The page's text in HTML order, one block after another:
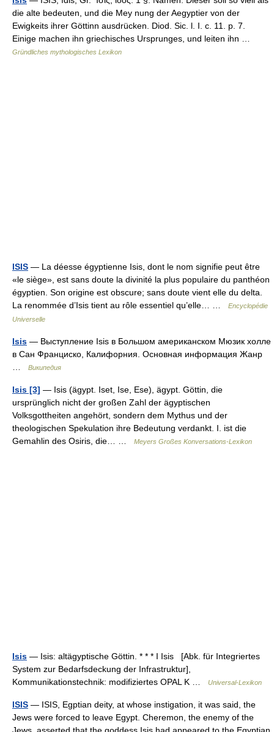
die alte bedeuten, und die Mey nung der Aegyptier von der
Ewigkeits ihrer Göttinn ausdrücken. Diod. Sic. l. I. c. 11. p. 7.
Einige machen ihn griechisches Ursprunges, und leiten ihn …
Gründliches mythologisches Lexikon
ISIS — La déesse égyptienne Isis, dont le nom signifie peut être
«le siège», est sans doute la divinité la plus populaire du panthéon
égyptien. Son origine est obscure; sans doute vient elle du delta.
La renommée d’Isis tient au rôle essentiel qu’elle… …
Encyclopédie
Universelle
Isis — Выступление Isis в Большом американском Мюзик холле
в Сан Франциско, Калифорния. Основная информация Жанр
Википедия
Isis [3] — Isis (ägypt. Iset, Ise, Ese), ägypt. Göttin, die
ursprünglich nicht der großen Zahl der ägyptischen
Volksgottheiten angehört, sondern dem Mythus und der
theologischen Spekulation ihre Bedeutung verdankt. I. ist die
Gemahlin des Osiris, die… …
Meyers Großes Konversations-Lexikon
Isis — Isis: altägyptische Göttin. * * * I Isis [Abk. für Integriertes
System zur Bedarfsdeckung der Infrastruktur],
Kommunikationstechnik: modifiziertes OPAL K …
Universal-Lexikon
ISIS — ISIS, Egptian deity, at whose instigation, it was said, the
Jews were forced to leave Egypt. Cheremon, the enemy of the